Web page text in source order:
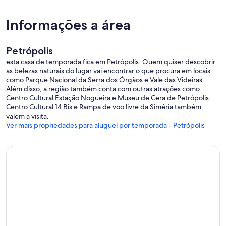
• Jardim gramado e natureza exuberante ao redor 🌿
• Sem vizinhos diretos – privacidade total 🛖
📍 Localização:
Condomínio Quinta do Lago – GRV2+VC4 Petrópolis, RJ
Ideal para famílias e grupos que buscam exclusividade, conforto e
serviço completo. Viva o luxo da serra com toda a comodidade de
um hotel 5 estrelas – em sua casa.
Estrutura de Resort.
infraestrutura completa:
• Segurança e portaria 24h
Informações a área
Petrópolis
esta casa de temporada fica em Petrópolis. Quem quiser descobrir
as belezas naturais do lugar vai encontrar o que procura em locais
como Parque Nacional da Serra dos Órgãos e Vale das Videiras.
Além disso, a região também conta com outras atrações como
Centro Cultural Estação Nogueira e Museu de Cera de Petrópolis.
Centro Cultural 14 Bis e Rampa de voo livre da Siméria também
valem a visita.
Ver mais propriedades para aluguel por temporada - Petrópolis